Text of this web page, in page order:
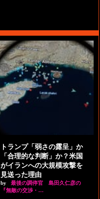
トランプ「弱さの露呈」か
「合理的な判断」か？米国
がイランへの大規模攻撃を
見送った理由
by
最後の調停官 島田久仁彦の
『無敵の交渉・…